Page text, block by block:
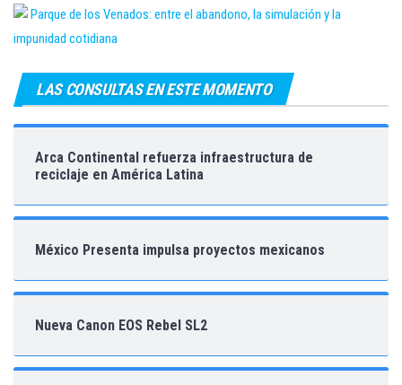
Parque de los Venados: entre el abandono, la simulación y la
impunidad cotidiana
LAS CONSULTAS EN ESTE MOMENTO
Arca Continental refuerza infraestructura de
reciclaje en América Latina
México Presenta impulsa proyectos mexicanos
Nueva Canon EOS Rebel SL2